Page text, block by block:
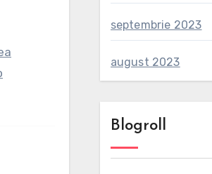
septembrie 2023
august 2023
Blogroll